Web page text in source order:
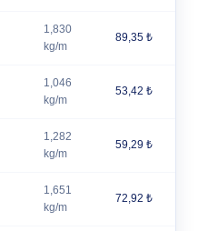
1,830
kg/m
89,35 ₺
1,046
kg/m
53,42 ₺
1,282
kg/m
59,29 ₺
1,651
kg/m
72,92 ₺